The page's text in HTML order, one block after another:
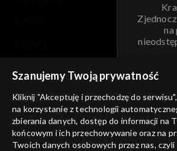
na
informacje o dostawcy usług
Szanujemy Twoją prywatność
Kliknij "Akceptuję i przechodzę do
na korzystanie z technologii
zbierania danych, dostęp do informacji na
końcowym i ich przechowywanie oraz na
Twoich danych osobowych przez nas,